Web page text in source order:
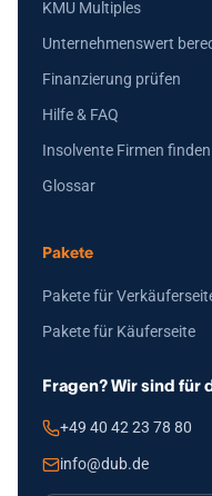
KMU Multiples
Unternehmenswert
Finanzierung prüfen
Hilfe & FAQ
Insolvente Firmen finden
Glossar
Pakete
Pakete für
Pakete für Käuferseite
Fragen? Wir sind für
+49 40 42 23 78 80
info@dub.de